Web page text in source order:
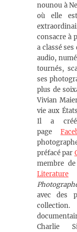
nounou à
où elle
consacre à
a classé
audio,
tournés,
ses
plus de
Vivian
vie aux
Il a
page
préfacé par
membre
Literature
avec des
Charlie